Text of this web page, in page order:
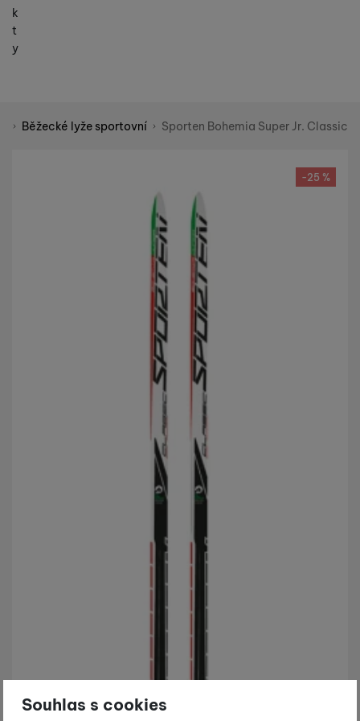
Souhlas s cookies
k
t
y
Běžecké lyže sportovní Sporten Bohemia Super Jr. Classic
-25 %